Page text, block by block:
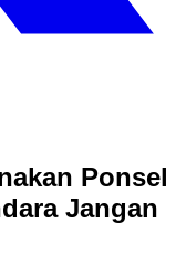
Ponsel
Jangan